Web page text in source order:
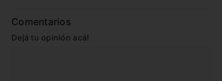
Comentarios
Dejá tu opinión acá!